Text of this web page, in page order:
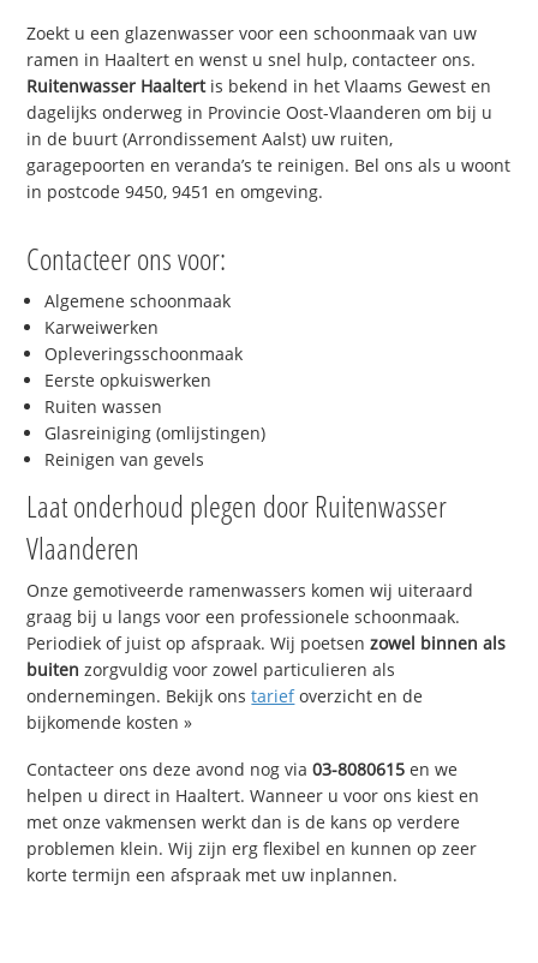
Zoekt u een glazenwasser voor een schoonmaak van uw
ramen in Haaltert en wenst u snel hulp, contacteer ons.
Ruitenwasser Haaltertis bekend in het Vlaams Gewest en
dagelijks onderweg in Provincie Oost-Vlaanderen om bij u
in de buurt (Arrondissement Aalst) uw ruiten,
garagepoorten en veranda’s te reinigen. Bel ons als u woont
in postcode 9450, 9451 en omgeving.
Contacteer ons voor:
Algemene schoonmaak
Karweiwerken
Opleveringsschoonmaak
Eerste opkuiswerken
Ruiten wassen
Glasreiniging (omlijstingen)
Reinigen van gevels
Laat onderhoud plegen door Ruitenwasser
Vlaanderen
Onze gemotiveerde ramenwassers komen wij uiteraard
graag bij u langs voor een professionele schoonmaak.
Periodiek of juist op afspraak. Wij poetsenzowel binnen als
buiten zorgvuldig voor zowel particulieren als
ondernemingen. Bekijk onstariefoverzicht en de
bijkomende kosten »
Contacteer ons deze avond nog via03-8080615 en we
helpen u direct in Haaltert. Wanneer u voor ons kiest en
met onze vakmensen werkt dan is de kans op verdere
problemen klein. Wij zijn erg flexibel en kunnen op zeer
korte termijn een afspraak met uw inplannen.